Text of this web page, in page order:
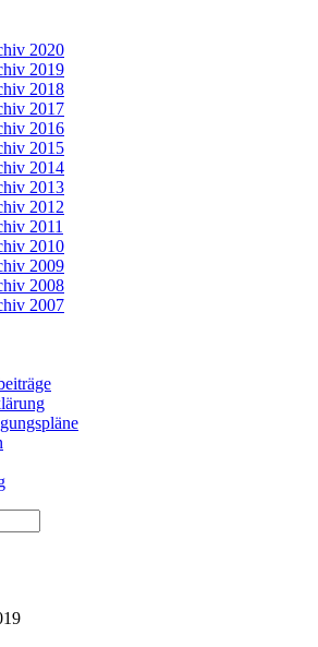
2020
2019
2018
2017
2016
2015
2014
2013
2012
2011
2010
2009
2008
2007